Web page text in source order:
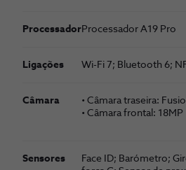
ProcessadorProces­sador A19 Pro
Ligações Wi-Fi 7; Bluetooth 6;
Câmara
• Câmara traseira:
• Câmara frontal: 18MP
Sensores
Face ID; Barómetro;